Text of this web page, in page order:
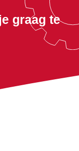
graag te